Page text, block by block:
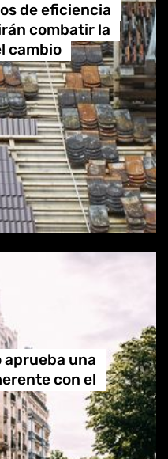
de eficiencia
combatir la
cambio
aprueba una
con el